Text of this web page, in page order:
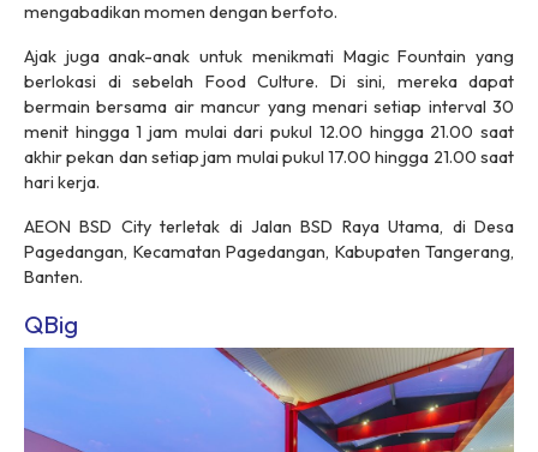
mengabadikan momen dengan berfoto.
Ajak juga anak-anak untuk menikmati Magic Fountain yang
berlokasi di sebelah Food Culture. Di sini, mereka dapat
bermain bersama air mancur yang menari setiap interval 30
menit hingga 1 jam mulai dari pukul 12.00 hingga 21.00 saat
akhir pekan dan setiap jam mulai pukul 17.00 hingga 21.00 saat
hari kerja.
AEON BSD City terletak di Jalan BSD Raya Utama, di Desa
Pagedangan, Kecamatan Pagedangan, Kabupaten Tangerang,
Banten.
QBig